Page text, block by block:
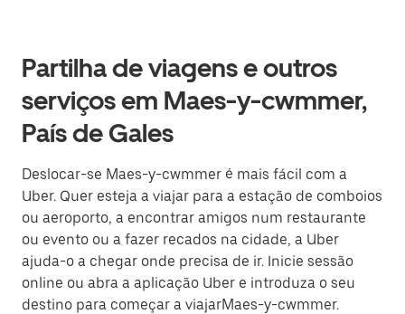
Partilha de viagens e outros
serviços em Maes-y-cwmmer,
País de Gales
Deslocar-se Maes-y-cwmmer é mais fácil com a
Uber. Quer esteja a viajar para a estação de comboios
ou aeroporto, a encontrar amigos num restaurante
ou evento ou a fazer recados na cidade, a Uber
ajuda-o a chegar onde precisa de ir. Inicie sessão
online ou abra a aplicação Uber e introduza o seu
destino para começar a viajarMaes-y-cwmmer.